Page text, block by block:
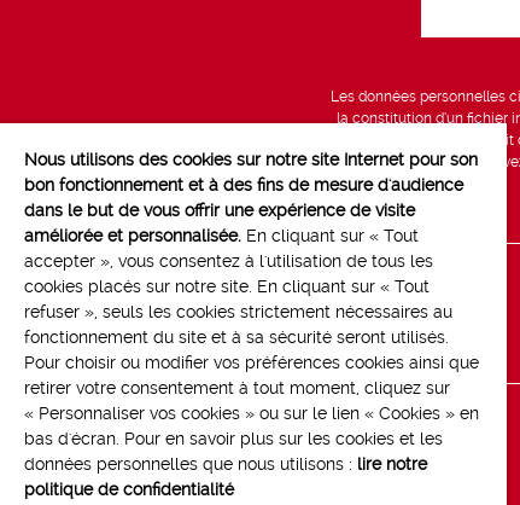
Les données personnelles
la constitution d’un fichier
vous bénéficiez d’un
données, que vous
Line up
Contact
Nous utilisons des cookies sur notre site Internet pour son
bon fonctionnement et à des fins de mesure d'audience
dans le but de vous offrir une expérience de visite
améliorée et personnalisée. En cliquant sur « Tout
accepter », vous consentez à l'utilisation de tous les
cookies placés sur notre site. En cliquant sur « Tout
refuser », seuls les cookies strictement nécessaires au
fonctionnement du site et à sa sécurité seront utilisés.
Pour choisir ou modifier vos préférences cookies ainsi que
retirer votre consentement à tout moment, cliquez sur
« Personnaliser vos cookies » ou sur le lien « Cookies » en
bas d'écran. Pour en savoir plus sur les cookies et les
données personnelles que nous utilisons : lire notre
politique de confidentialité